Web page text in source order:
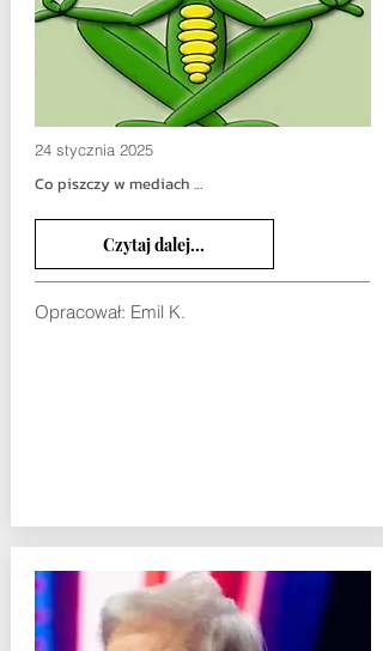
24 stycznia 2025
Co piszczy w mediach …
Czytaj dalej...
Opracował: Emil K.